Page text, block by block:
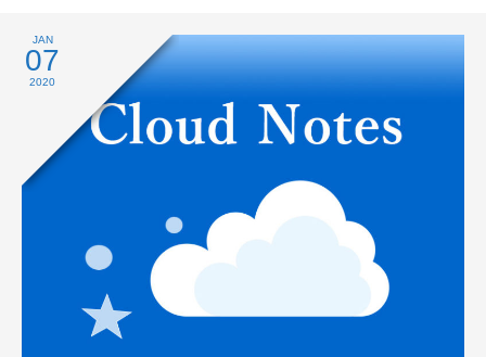
プライバシーポリシー 解説
JAN
07
2020